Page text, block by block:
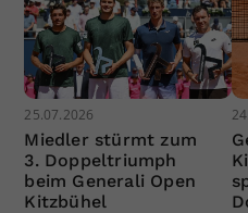
25.07.2026
Miedler stürmt zum
3. Doppeltriumph
beim Generali Open
Kitzbühel